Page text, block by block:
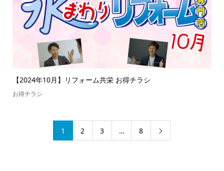
【2024年10月】リフォーム共栄 お得チラシ
お得チラシ
1 2 3 … 8 